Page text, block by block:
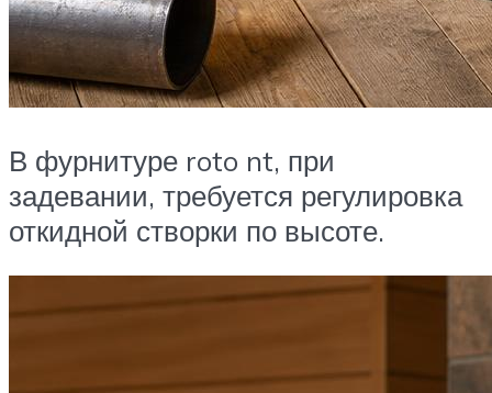
В фурнитуре roto nt, при
задевании, требуется регулировка
откидной створки по высоте.